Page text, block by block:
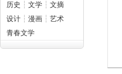
历史 ┆ 文学 ┆ 文摘
设计 ┆ 漫画 ┆ 艺术
青春文学